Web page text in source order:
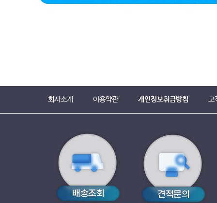
회사소개 이용약관 개인정보취급방침 고